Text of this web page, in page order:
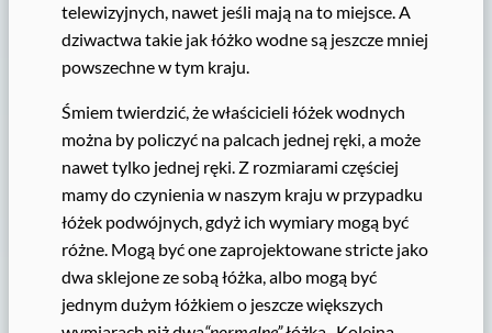
telewizyjnych, nawet jeśli mają na to miejsce. A
dziwactwa takie jak łóżko wodne są jeszcze mniej
powszechne w tym kraju.
Śmiem twierdzić, że właścicieli łóżek wodnych
można by policzyć na palcach jednej ręki, a może
nawet tylko jednej ręki. Z rozmiarami częściej
mamy do czynienia w naszym kraju w przypadku
łóżek podwójnych, gdyż ich wymiary mogą być
różne. Mogą być one zaprojektowane stricte jako
dwa sklejone ze sobą łóżka, albo mogą być
jednym dużym łóżkiem o jeszcze większych